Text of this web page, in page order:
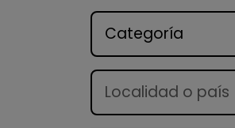
Categoría
Lugar